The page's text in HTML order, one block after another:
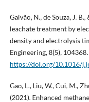
Galvão, N., de Souza, J.
leachate treatment by
density and electrolysis
Engineering, 8(5), 104368.
https://doi.org/10.1016/
Gao, L., Liu, W., Cui, M.,
(2021). Enhanced